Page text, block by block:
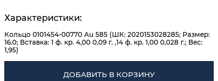
Характеристики:
Кольцо 0101454-00770 Au 585 (ШК: 2020153028285; Размер:
16.0; Вставка: 1 ф. кр. 4,00 0,09 г. ,14 ф. кр. 1,00 0,028 г.; Вес:
1,95)
ДОБАВИТЬ В КОРЗИНУ